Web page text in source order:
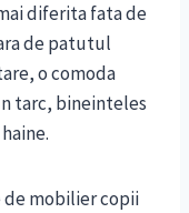
diferita fata de
de patutul
o comoda
tarc, bineinteles
mobilier copii